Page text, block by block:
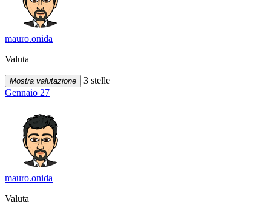
mauro.onida
Valuta
Mostra valutazione
3 stelle
Gennaio 27
mauro.onida
Valuta